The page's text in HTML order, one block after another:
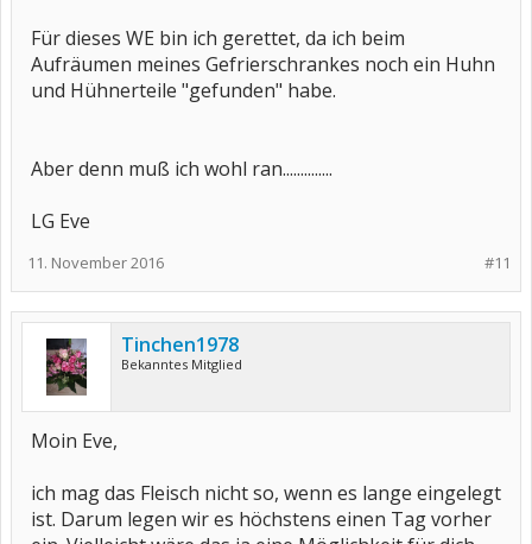
Für dieses WE bin ich gerettet, da ich beim
Aufräumen meines Gefrierschrankes noch ein Huhn
und Hühnerteile "gefunden" habe.
Aber denn muß ich wohl ran..............
LG Eve
#11
11. November 2016
Tinchen1978
Bekanntes Mitglied
Moin Eve,
ich mag das Fleisch nicht so, wenn es lange eingelegt
ist. Darum legen wir es höchstens einen Tag vorher